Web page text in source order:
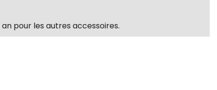
pour les autres accessoires.